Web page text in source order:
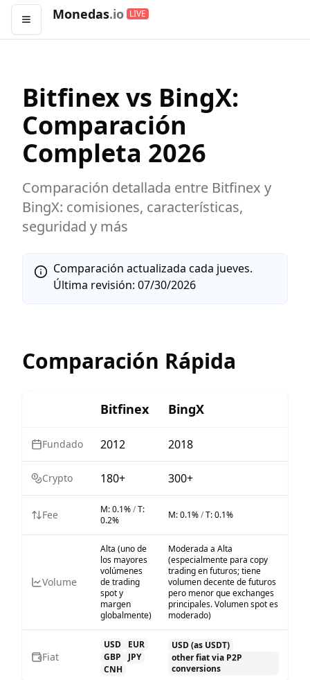
Abrir menú
Monedas.io LIVE
Bitfinexvs BingX:
Comparación
Completa 2026
Comparación detallada entre Bitfinex y
BingX: comisiones, características,
seguridad y más
Comparación actualizada cada jueves.
Última revisión: 07/30/2026
Comparación Rápida
Bitfinex BingX
Fundado 2012 2018
Crypto 180+ 300+
Fee M:0.1%/T:
0.2%
M:0.1%/T:0.1%
Volume
Alta (uno de
los mayores
volúmenes
de trading
spot y
margen
globalmente)
Moderada a Alta
(especialmente para copy
trading en futuros; tiene
volumen decente de futuros
pero menor que exchanges
principales. Volumen spot es
moderado)
Fiat
USD
EUR
GBP
JPY
CNH
USD (as USDT)
other fiat via P2P
conversions